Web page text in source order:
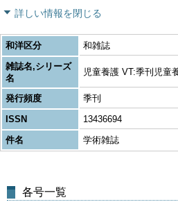
詳しい情報を閉じる
和洋区分
和雑誌
雑誌名,シリーズ
名
児童養護 VT:季刊児童
発行頻度
季刊
ISSN
13436694
件名
学術雑誌
各号一覧